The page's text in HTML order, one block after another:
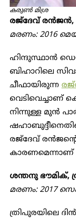
കരുൺ മിശ്ര
രജ്ദേവ് രൻജൻ‌,
മരണം: 2016
ഹിന്ദുസ്ഥാൻ
ബിഹാറിലെ
ചീഫായിരുന്ന
വെടിവെച്ചാണ്
നിന്നുള്ള മുൻ‌
രജ്ദേവ്
ശന്തനു ഭൗമിക്,
മരണം: 2017
ത്രിപുരയിലെ